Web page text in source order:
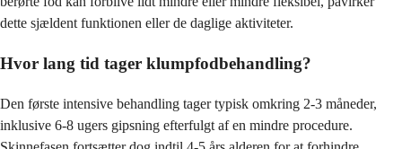
dette sjældent funktionen eller de daglige aktiviteter.
Hvor lang tid tager klumpfodbehandling?
Den første intensive behandling tager typisk omkring 2-3 måneder,
inklusive 6-8 ugers gipsning efterfulgt af en mindre procedure.